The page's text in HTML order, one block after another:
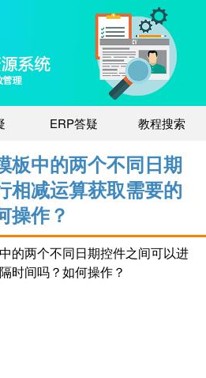
ERP答疑 教程搜索
板中的两个不同日期
相减运算获取需要的
操作？
的两个不同日期控件之间可以进
时间吗？如何操作？